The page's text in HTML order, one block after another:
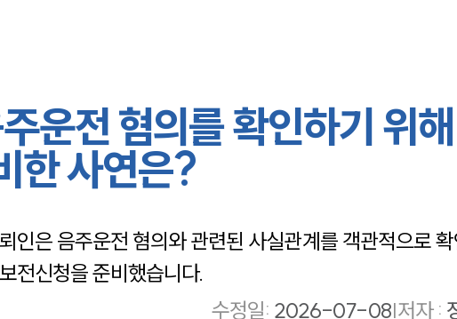
운전 혐의를 확인하기 위
한 사연은?
은 음주운전 혐의와 관련된 사실관계를 객관적으로
전신청을 준비했습니다.
수정일: 2026-07-08|저자 :